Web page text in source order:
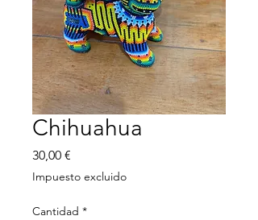
Chihuahua
30,00 €
Impuesto excluido
Cantidad *